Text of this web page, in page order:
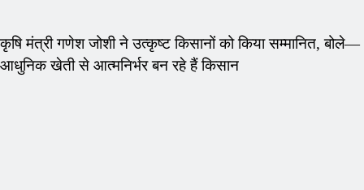
कृषि मंत्री गणेश जोशी ने उत्कृष्ट किसानों को किया सम्मानित, बोले—
आधुनिक खेती से आत्मनिर्भर बन रहे हैं किसान